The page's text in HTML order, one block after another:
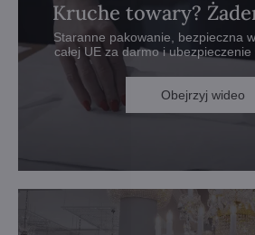
Kruche towary?
Staranne pakowanie, bezpieczna
całej UE za darmo i
Obejrzyj wideo